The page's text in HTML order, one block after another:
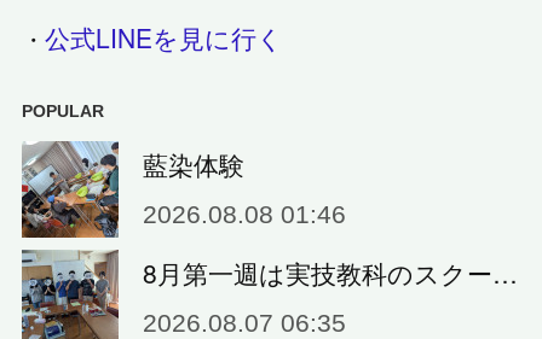
・公式LINEを見に行く
POPULAR
藍染体験
2026.08.08 01:46
8月第一週は実技教科のスクー…
2026.08.07 06:35